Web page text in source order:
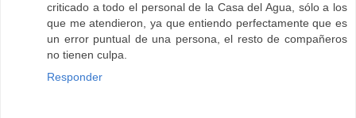
criticado a todo el personal de la Casa del Agua, sólo a los
que me atendieron, ya que entiendo perfectamente que es
un error puntual de una persona, el resto de compañeros
no tienen culpa.
Responder